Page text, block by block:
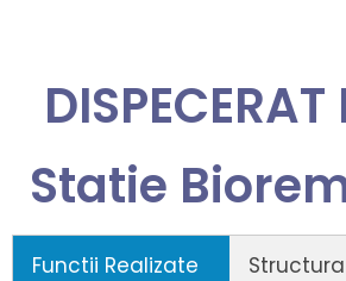
Statie
Functii Realizate